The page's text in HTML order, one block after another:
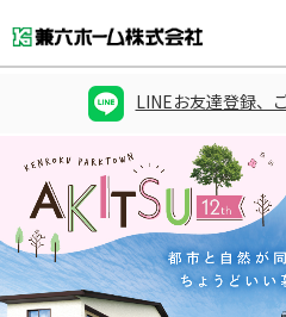
LINEお友達登録、